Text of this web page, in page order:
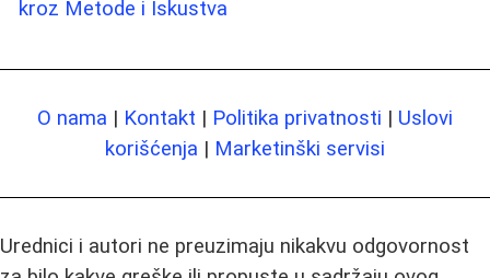
kroz Metode i Iskustva
O nama | Kontakt | Politika privatnosti | Uslovi
korišćenja | Marketinški servisi
Urednici i autori ne preuzimaju nikakvu odgovornost